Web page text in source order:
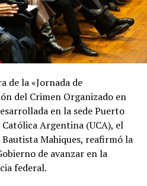
de la «Jornada de
del Crimen Organizado en
en la sede Puerto
Argentina (UCA), el
Mahiques, reafirmó la
de avanzar en la
federal.